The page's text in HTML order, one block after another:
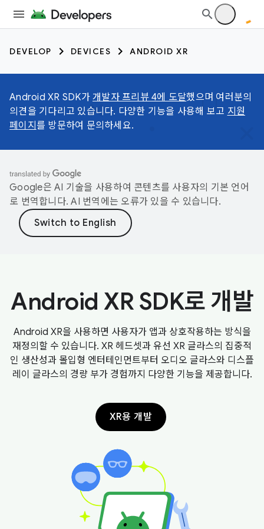
DEVELOP DEVICES ANDROID XR
Android XR SDK가 개발자 프리뷰 4에 도달했으며 여러분의
의견을 기다리고 있습니다. 다양한 기능을 사용해 보고 지원
페이지 를 방문하여 문의하세요.
Google은 AI 기술을 사용하여 콘텐츠를 사용자의 기본 언어
로 번역합니다. AI 번역에는 오류가 있을 수 있습니다.
Android XR SDK로 개발
Android XR을 사용하면 사용자가 앱과 상호작용하는 방식을
재정의할 수 있습니다. XR 헤드셋과 유선 XR 글라스의 집중적
인 생산성과 몰입형 엔터테인먼트부터 오디오 글라스와 디스플
레이 글라스의 경량 부가 경험까지 다양한 기능을 제공합니다.
XR용 개발